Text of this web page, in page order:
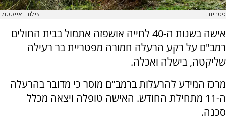
פטריות צילום: אייסטוק
אישה בשנות ה-40 לחייה אושפזה אתמול בבית החולים
רמב"ם על רקע הרעלה חמורה מפטריית בר רעילה
שליקטה, בישלה ואכלה.
מרכז המידע להרעלות ברמב"ם מוסר כי מדובר בהרעלה
ה-11 מתחילת החודש. האישה טופלה ויצאה מכלל
סכנה.